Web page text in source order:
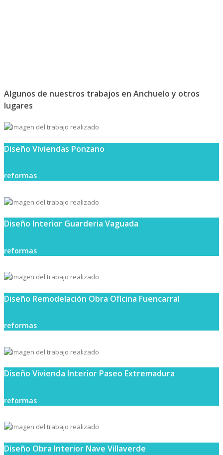
Algunos de nuestros trabajos en Anchuelo y otros
lugares
Diseño Viviendas Ponzano
reformas
Diseño Interior Guarderia Vaguada
reformas
Diseño Remodelación Obra Oficina Fuencarral
reformas
Diseño Vivienda Interior Paseo Extremadura
reformas
Diseño Obra Interior Nave Villaverde